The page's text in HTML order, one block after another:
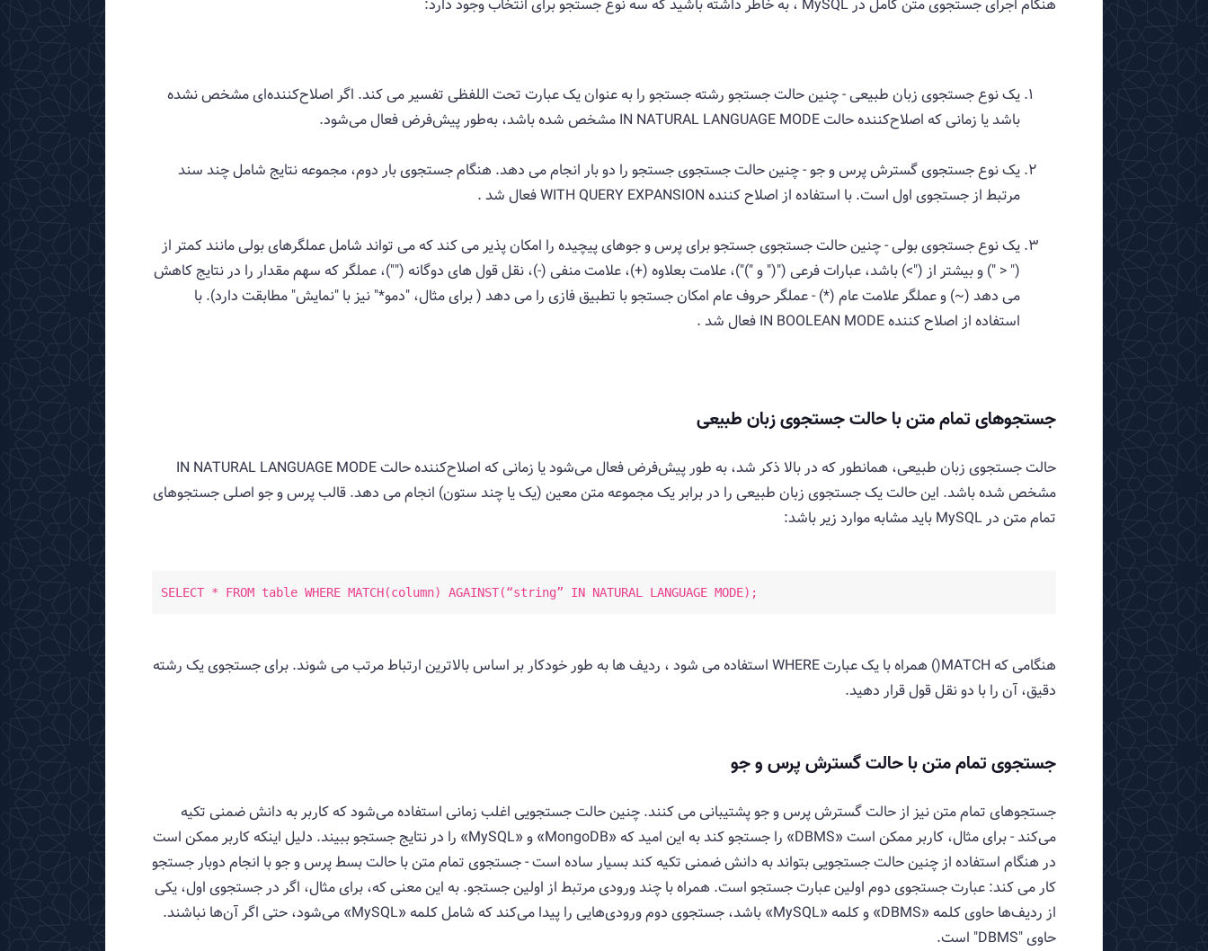
یک نوع جستجوی زبان طبیعی - چنین حالت جستجو رشته جستجو را به عنوان یک عبارت تحت اللفظی تفسیر می کند. اگر اصلاح‌کننده‌ای مشخص نشده
باشد یا زمانی که اصلاح‌کننده حالت IN NATURAL LANGUAGE MODE مشخص شده باشد، به‌طور پیش‌فرض فعال می‌شود.
یک نوع جستجوی گسترش پرس و جو - چنین حالت جستجوی جستجو را دو بار انجام می دهد. هنگام جستجوی بار دوم، مجموعه نتایج شامل چند سند
مرتبط از جستجوی اول است. با استفاده از اصلاح کننده WITH QUERY EXPANSION فعال شد .
یک نوع جستجوی بولی - چنین حالت جستجوی جستجو برای پرس و جوهای پیچیده را امکان پذیر می کند که می تواند شامل عملگرهای بولی مانند کمتر از
(" < ") و بیشتر از (">) باشد، عبارات فرعی ("(" و ")")، علامت بعلاوه (+)، علامت منفی (-)، نقل قول های دوگانه ("")، عملگر که سهم مقدار را در نتایج کاهش
می دهد (~) و عملگر علامت عام (*) - عملگر حروف عام امکان جستجو با تطبیق فازی را می دهد ( برای مثال، "دمو*" نیز با "نمایش" مطابقت دارد). با
استفاده از اصلاح کننده IN BOOLEAN MODE فعال شد .
جستجوهای تمام متن با حالت جستجوی زبان طبیعی
حالت جستجوی زبان طبیعی، همانطور که در بالا ذکر شد، به طور پیش‌فرض فعال می‌شود یا زمانی که اصلاح‌کننده حالت IN NATURAL LANGUAGE MODE
مشخص شده باشد. این حالت یک جستجوی زبان طبیعی را در برابر یک مجموعه متن معین (یک یا چند ستون) انجام می دهد. قالب پرس و جو اصلی جستجوهای
تمام متن در MySQL باید مشابه موارد زیر باشد:
SELECT * FROM table WHERE MATCH(column) AGAINST(“string” IN NATURAL LANGUAGE MODE);
هنگامی که MATCH() همراه با یک عبارت WHERE استفاده می شود ، ردیف ها به طور خودکار بر اساس بالاترین ارتباط مرتب می شوند. برای جستجوی یک رشته
دقیق، آن را با دو نقل قول قرار دهید.
جستجوی تمام متن با حالت گسترش پرس و جو
جستجوهای تمام متن نیز از حالت گسترش پرس و جو پشتیبانی می کنند. چنین حالت جستجویی اغلب زمانی استفاده می‌شود که کاربر به دانش ضمنی تکیه
می‌کند - برای مثال، کاربر ممکن است «DBMS» را جستجو کند به این امید که «MongoDB» و «MySQL» را در نتایج جستجو ببیند. دلیل اینکه کاربر ممکن است
در هنگام استفاده از چنین حالت جستجویی بتواند به دانش ضمنی تکیه کند بسیار ساده است - جستجوی تمام متن با حالت بسط پرس و جو با انجام دوبار جستجو
کار می کند: عبارت جستجوی دوم اولین عبارت جستجو است. همراه با چند ورودی مرتبط از اولین جستجو. به این معنی که، برای مثال، اگر در جستجوی اول، یکی
از ردیف‌ها حاوی کلمه «DBMS» و کلمه «MySQL» باشد، جستجوی دوم ورودی‌هایی را پیدا می‌کند که شامل کلمه «MySQL» می‌شود، حتی اگر آن‌ها نباشند.
حاوی "DBMS" است.